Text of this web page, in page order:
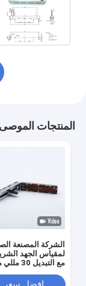
المنتجات الموصى
الشركة المصنعة
لمقياس الجهد
مع التبديل 30
كيلو أوم مقياس الجهد